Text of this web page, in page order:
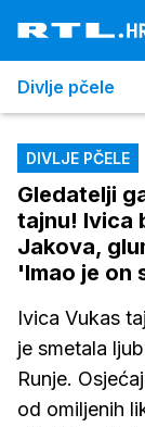
Divlje pčele
DIVLJE PČELE
Gledatelji
tajnu! Ivica
Jakova,
'Imao je on
Ivica Vukas
je smetala
Runje.
od omiljenih